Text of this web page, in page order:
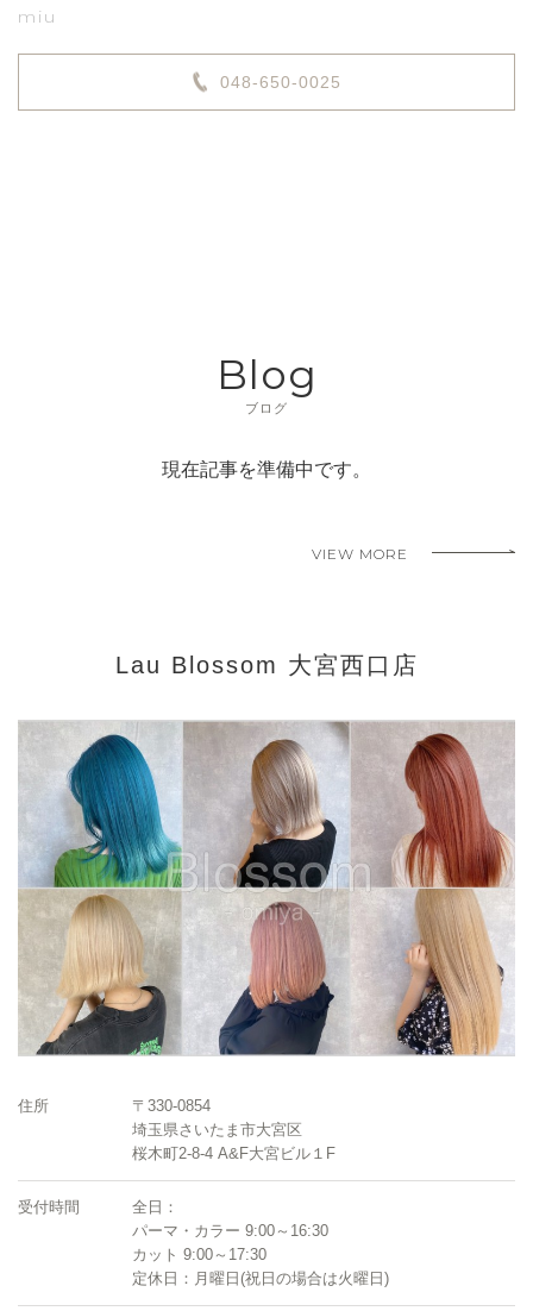
miu
048-650-0025
Blog
ブログ
現在記事を準備中です。
VIEW MORE
Lau Blossom 大宮西口店
住所
〒330-0854
埼玉県さいたま市大宮区
桜木町2-8-4 A&F大宮ビル１F
受付時間
全日：
パーマ・カラー 9:00～16:30
カット 9:00～17:30
定休日：月曜日(祝日の場合は火曜日)